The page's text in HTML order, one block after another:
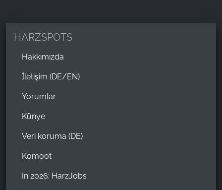
HARZSPOTS
Hakkımızda
İletişim (DE/EN)
Yorumlar
Künye
Veri koruma (DE)
Komoot
In 2026: HarzJobs